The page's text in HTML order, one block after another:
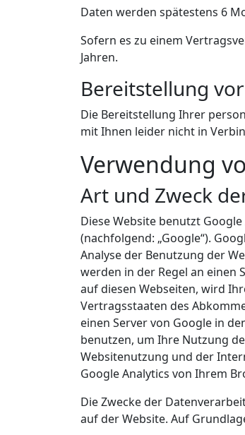
Daten werden spätestens 6
Sofern es zu einem
Jahren.
Bereitstellung
Die Bereitstellung Ihrer
mit Ihnen leider nicht in
Verwendung
Art und Zweck
Diese Website benutzt
(nachfolgend: „Google“).
Analyse der Benutzung der
werden in der Regel an einen
auf diesen Webseiten, wird
Vertragsstaaten des
einen Server von Google in
benutzen, um Ihre Nutzung
Websitenutzung und der
Google Analytics von Ihrem
Die Zwecke der
auf der Website. Auf